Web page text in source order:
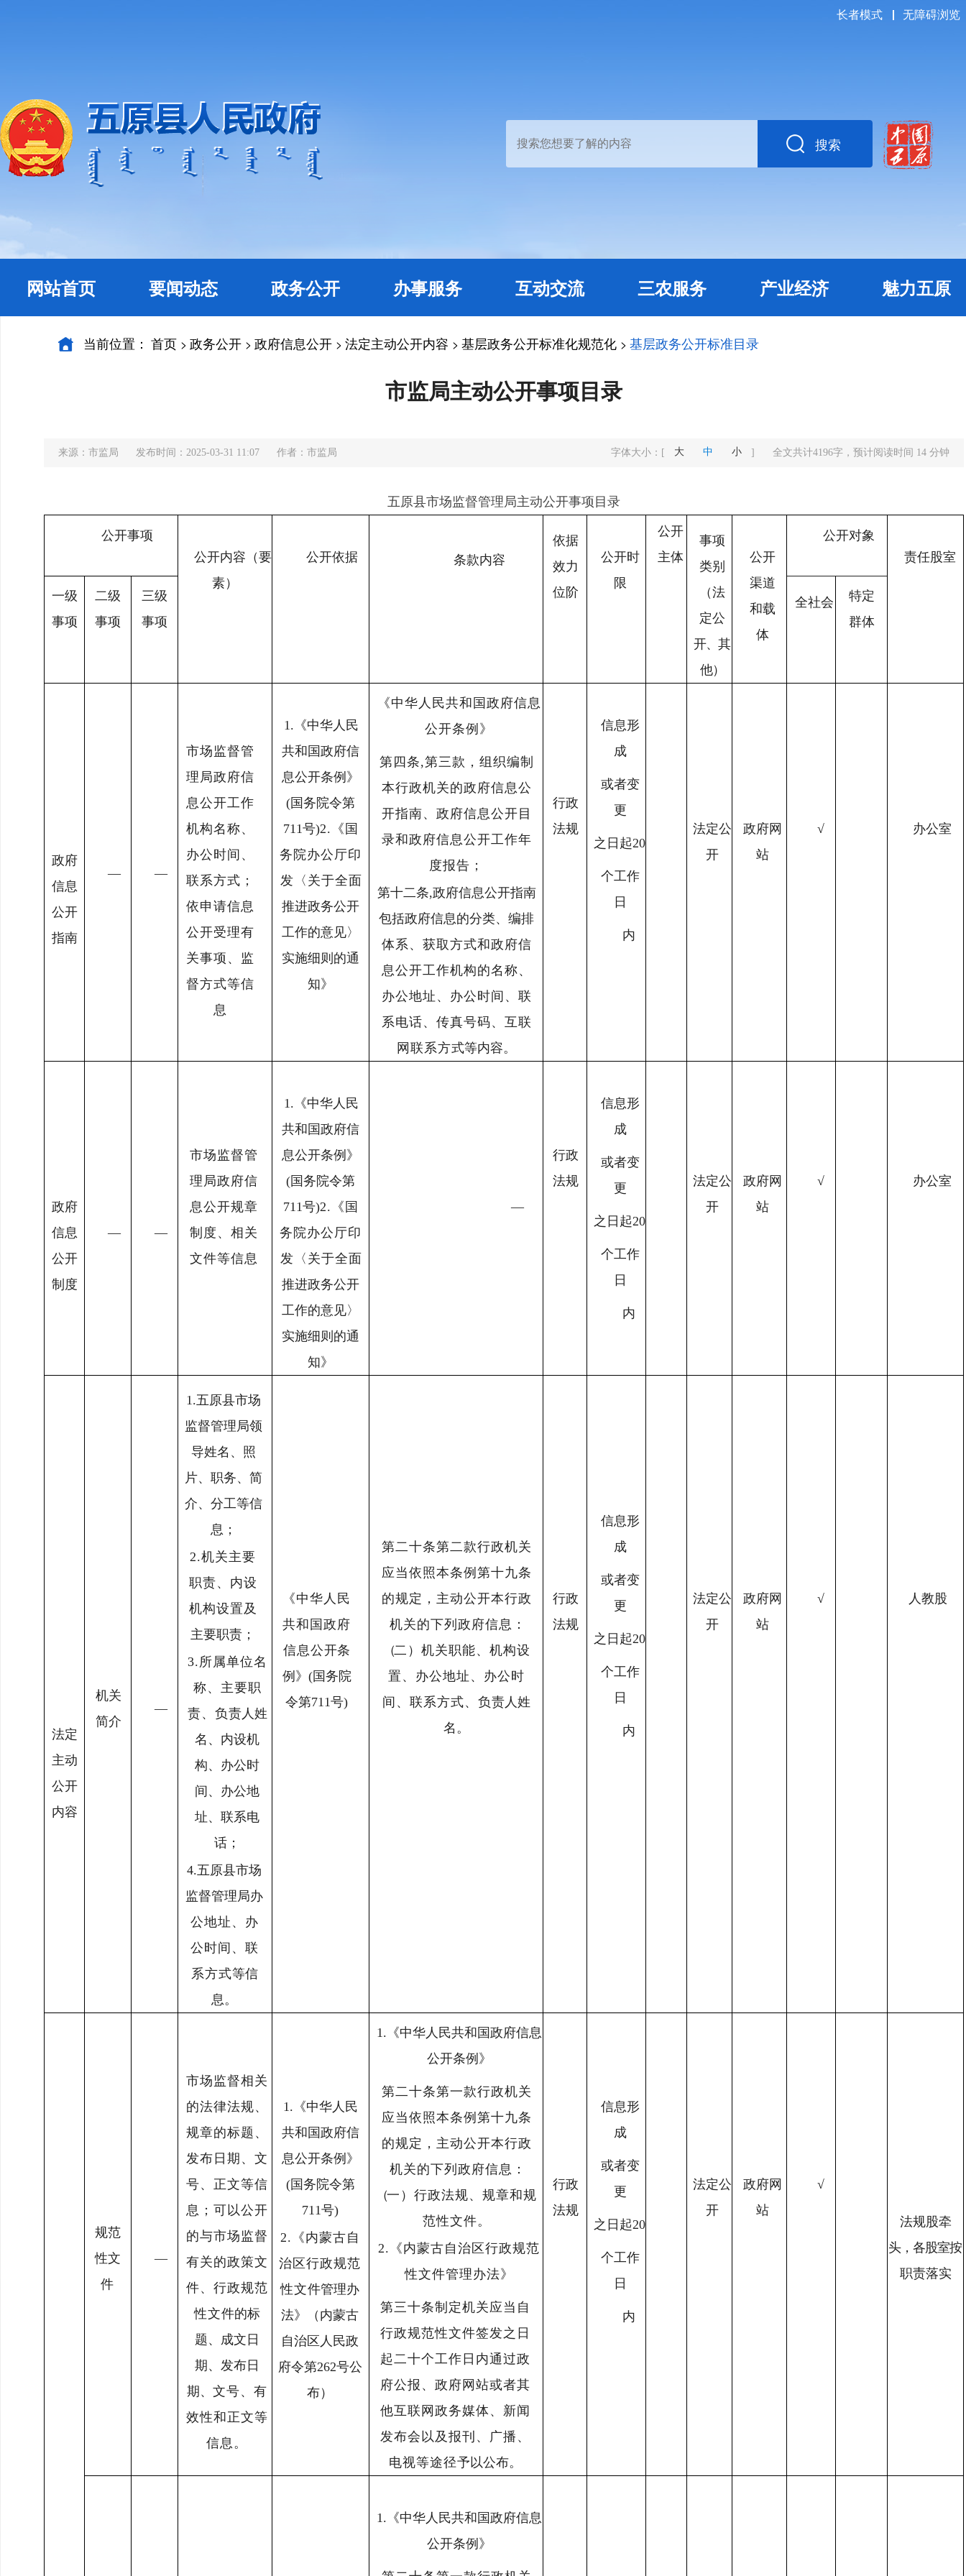
长者模式 无障碍浏览
搜索
网站首页 要闻动态 政务公开 办事服务 互动交流 三农服务 产业经济 魅力五原
当前位置： 首页 > 政务公开 > 政府信息公开 > 法定主动公开内容 > 基层政务公开标准化规范化 > 基层政务公开标准目录
市监局主动公开事项目录
来源：市监局 发布时间：2025-03-31 11:07 作者：市监局 字体大小： [ 大 中 小 ] 全文共计4196字，预计阅读时间 14 分钟
五原县市场监督管理局主动公开事项目录
公开事项
公开内容（要
素）
公开依据 条款内容
依据
效力
位阶
公开时
限
公开
主体
事项
类别
（法
定公
开、其
他）
公开
渠道
和载
体
公开对象
责任股室
一级
事项
二级
事项
三级
事项
全社会
特定
群体
政府
信息
公开
指南
— —
市场监督管
理局政府信
息公开工作
机构名称、
办公时间、
联系方式；
依申请信息
公开受理有
关事项、监
督方式等信
息
1. 《中华人民
共和国政府信
息公开条例》
(国务院令第
711号)2. 《国
务院办公厅印
发〈关于全面
推进政务公开
工作的意见〉
实施细则的通
知》
《中华人民共和国政府信息
公开条例》
第四条,第三款，组织编制
本行政机关的政府信息公
开指南、政府信息公开目
录和政府信息公开工作年
度报告；
第十二条,政府信息公开指南
包括政府信息的分类、编排
体系、获取方式和政府信
息公开工作机构的名称、
办公地址、办公时间、联
系电话、传真号码、互联
网联系方式等内容。
行政
法规
信息形
成
或者变
更
之日起20
个工作
日
内
法定公
开
政府网
站
√ 办公室
政府
信息
公开
制度
— —
市场监督管
理局政府信
息公开规章
制度、相关
文件等信息
1. 《中华人民
共和国政府信
息公开条例》
(国务院令第
711号)2. 《国
务院办公厅印
发〈关于全面
推进政务公开
工作的意见〉
实施细则的通
知》
—
行政
法规
信息形
成
或者变
更
之日起20
个工作
日
内
法定公
开
政府网
站
√ 办公室
法定
主动
公开
内容
机关
简介
—
1.五原县市场
监督管理局领
导姓名、照
片、职务、简
介、分工等信
息；
2.机关主要
职责、内设
机构设置及
主要职责；
3.所属单位名
称、主要职
责、负责人姓
名、内设机
构、办公时
间、 办公地
址、联系电
话；
4.五原县市场
监督管理局办
公地址、办
公时间、联
系方式等信
息。
《中华人民
共和国政府
信息公开条
例》(国务院
令第711号)
第二十条第二款行政机关
应当依照本条例第十九条
的规定，主动公开本行政
机关的下列政府信息 ：
（二）机关职能、机构设
置、办公地址、办公时
间、联系方式、负责人姓
名。
行政
法规
信息形
成
或者变
更
之日起20
个工作
日
内
法定公
开
政府网
站
√ 人教股
规范
性文
件
—
市场监督相关
的法律法规、
规章的标题、
发布日期、文
号、正文等信
息；可以公开
的与市场监督
有关的政策文
件、行政规范
性文件的标
题、成文日
期、发布日
期、 文号、有
效性和正文等
信息。
1. 《中华人民
共和国政府信
息公开条例》
(国务院令第
711号)
2. 《内蒙古自
治区行政规范
性文件管理办
法》（内蒙古
自治区人 民政
府令第262号公
布）
1. 《中华人民共和国政府信息
公开条例》
第二十条第一款行政机关
应当依照本条例第十九条
的规定，主动公开本行政
机关的下列政府信息 ：
（一）行政法规、规章和规
范性文件。
2. 《内蒙古自治区行政规范
性文件管理办法》
第三十条制定机关应当自
行政规范性文件签发之日
起二十个工作日内通过政
府公报、政府网站或者其
他互联网政务媒体、新闻
发布会以及报刊、广播、
电视等途径予以公布。
行政
法规
信息形
成
或者变
更
之日起20
个工作
日
内
法定公
开
政府网
站
√
法规股牵
头，各股室按
职责落实
1. 《中华人民共和国政府信息
公开条例》